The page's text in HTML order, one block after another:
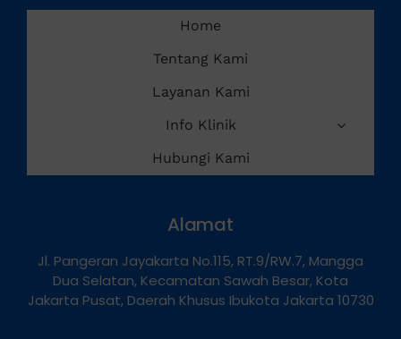
Home
Tentang Kami
Layanan Kami
Info Klinik
Hubungi Kami
Alamat
Jl. Pangeran Jayakarta No.115, RT.9/RW.7, Mangga
Dua Selatan, Kecamatan Sawah Besar, Kota
Jakarta Pusat, Daerah Khusus Ibukota Jakarta 10730